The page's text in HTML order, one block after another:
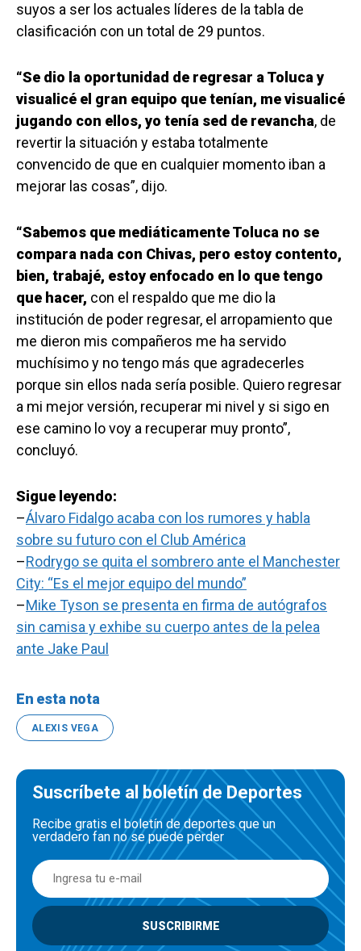
suyos a ser los actuales líderes de la tabla de
clasificación con un total de 29 puntos.
“Se dio la oportunidad de regresar a Toluca y
visualicé el gran equipo que tenían, me visualicé
jugando con ellos, yo tenía sed de revancha, de
revertir la situación y estaba totalmente
convencido de que en cualquier momento iban a
mejorar las cosas”, dijo.
“Sabemos que mediáticamente Toluca no se
compara nada con Chivas, pero estoy contento,
bien, trabajé, estoy enfocado en lo que tengo
que hacer, con el respaldo que me dio la
institución de poder regresar, el arropamiento que
me dieron mis compañeros me ha servido
muchísimo y no tengo más que agradecerles
porque sin ellos nada sería posible. Quiero regresar
a mi mejor versión, recuperar mi nivel y si sigo en
ese camino lo voy a recuperar muy pronto”,
concluyó.
Sigue leyendo:
–Álvaro Fidalgo acaba con los rumores y habla
sobre su futuro con el Club América
–Rodrygo se quita el sombrero ante el Manchester
City: “Es el mejor equipo del mundo”
–Mike Tyson se presenta en firma de autógrafos
sin camisa y exhibe su cuerpo antes de la pelea
ante Jake Paul
En esta nota
ALEXIS VEGA
Suscríbete al boletín de Deportes
Recibe gratis el boletín de deportes que un
verdadero fan no se puede perder
SUSCRIBIRME